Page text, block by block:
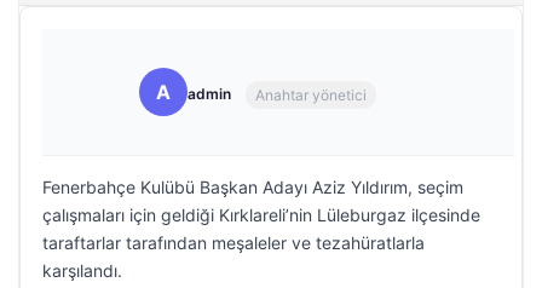
A admin Anahtar yönetici
Fenerbahçe Kulübü Başkan Adayı Aziz Yıldırım, seçim
çalışmaları için geldiği Kırklareli’nin Lüleburgaz ilçesinde
taraftarlar tarafından meşaleler ve tezahüratlarla
karşılandı.